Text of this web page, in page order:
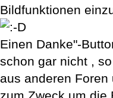
Bildfunktionen
Einen Danke"-
schon gar nicht ,
aus anderen Foren
zum Zweck um die